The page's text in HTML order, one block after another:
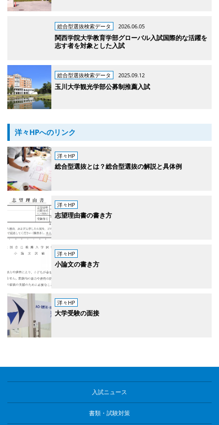
総合型選抜検索データ 2026.06.05
関西学院大学教育学部グローバル入試国際的な活躍を
志す者を対象とした入試
総合型選抜検索データ 2025.09.12
玉川大学観光学部公募制推薦入試
洋々HPへのリンク
洋々HP
総合型選抜とは？総合型選抜の解説と具体例
洋々HP
志望理由書の書き方
洋々HP
小論文の書き方
洋々HP
大学受験の面接
入試ニュース
書類・試験対策